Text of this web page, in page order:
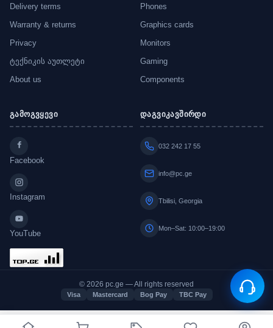
Delivery terms
Warranty & returns
Privacy
ტექნიკის აუთლეტი
About us
Phones
Graphics cards
Monitors
Gaming
Components
გამოგვყევი
Facebook
Instagram
YouTube
დაგვიკავშირდი
032 242 17 55
info@pc.ge
Tbilisi, Georgia
Mon–Sat: 10:00–19:00
© 2026 pc.ge — All rights reserved
Visa Mastercard Bog Pay TBC Pay